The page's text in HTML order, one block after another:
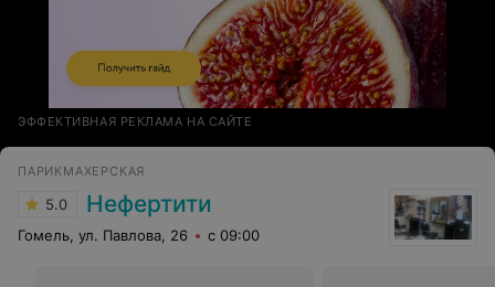
ЭФФЕКТИВНАЯ РЕКЛАМА НА САЙТЕ
ПАРИКМАХЕРСКАЯ
5.0 Нефертити
Гомель, ул. Павлова, 26 с 09:00